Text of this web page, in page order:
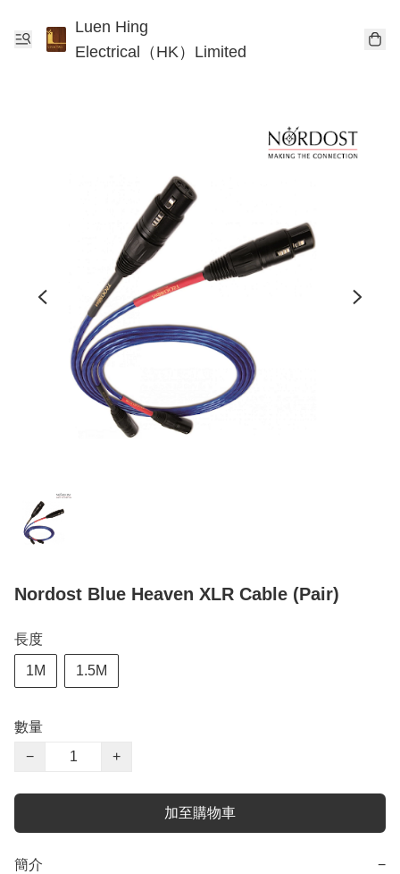
Luen Hing
Electrical（HK）Limited
Nordost Blue Heaven XLR Cable (Pair)
長度
1M 1.5M
數量
−
+
加至購物車
簡介 −